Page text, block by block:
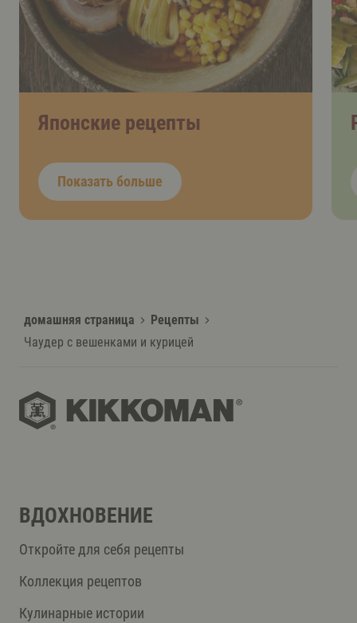
Японские рецепты
Показать больше
домашняя страница
Рецепты
Чаудер с вешенками и курицей
ВДОХНОВЕНИЕ
Откройте для себя рецепты
Коллекция рецептов
Кулинарные истории